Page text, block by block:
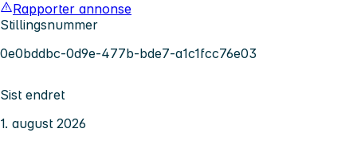
Rapporter annonse
Stillingsnummer
0e0bddbc-0d9e-477b-bde7-a1c1fcc76e03
Sist endret
1. august 2026